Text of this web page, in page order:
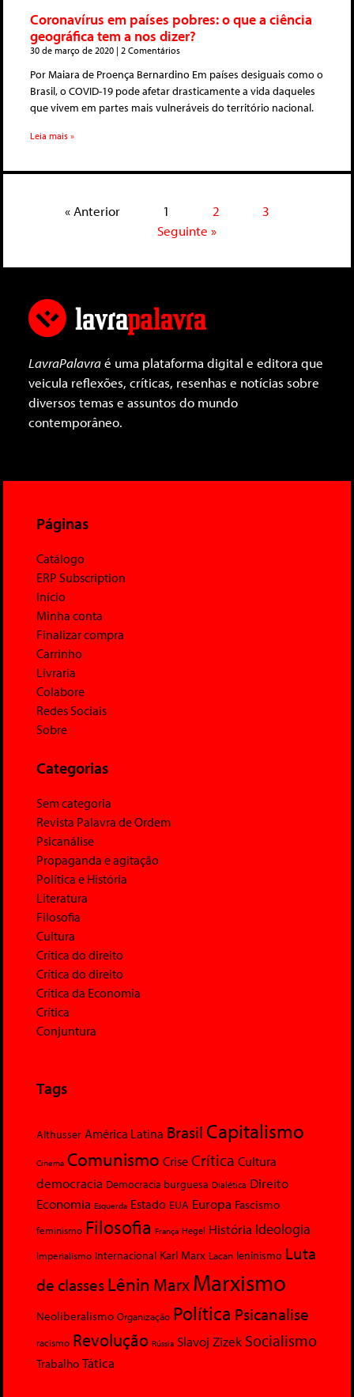
Coronavírus em países pobres: o que a ciência
geográfica tem a nos dizer?
30 de março de 2020 2 Comentários
Por Maiara de Proença Bernardino Em países desiguais como o
Brasil, o COVID-19 pode afetar drasticamente a vida daqueles
que vivem em partes mais vulneráveis do território nacional.
Leia mais »
« Anterior 1 2
3
Seguinte »
LavraPalavraé uma plataforma digital e editora que
veicula reflexões, críticas, resenhas e notícias sobre
diversos temas e assuntos do mundo
contemporâneo.
Páginas
Catálogo
ERP Subscription
Início
Minha conta
Finalizar compra
Carrinho
Livraria
Colabore
Redes Sociais
Sobre
Categorias
Sem categoria
Revista Palavra de Ordem
Psicanálise
Propaganda e agitação
Política e História
Literatura
Filosofia
Cultura
Crítica do direito
Crítica do direito
Crítica da Economia
Crítica
Conjuntura
Tags
Althusser América Latina Brasil Capitalismo
Cinema Comunismo Crise Crítica Cultura
democracia Democracia burguesa Dialética Direito
Economia Esquerda Estado EUA Europa Fascismo
feminismo Filosofia França Hegel História Ideologia
Imperialismo Internacional Karl Marx Lacan leninismo Luta
de classesLênin MarxMarxismo
Neoliberalismo Organização Política Psicanalise
racismo Revolução Rússia Slavoj Zizek Socialismo
Trabalho Tática